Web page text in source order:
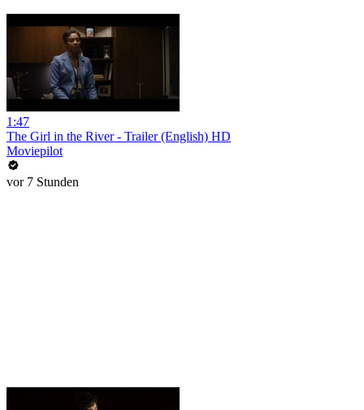
1:47
The Girl in the River - Trailer (English) HD
Moviepilot
vor 7 Stunden